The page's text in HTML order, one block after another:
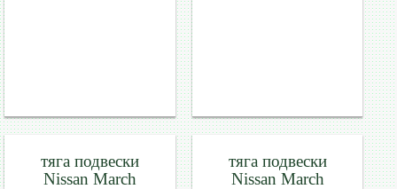
тяга подвески
Nissan March
тяга подвески
Nissan March